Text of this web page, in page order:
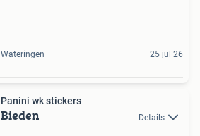
Wateringen 25 jul 26
Panini wk stickers
Bieden Details